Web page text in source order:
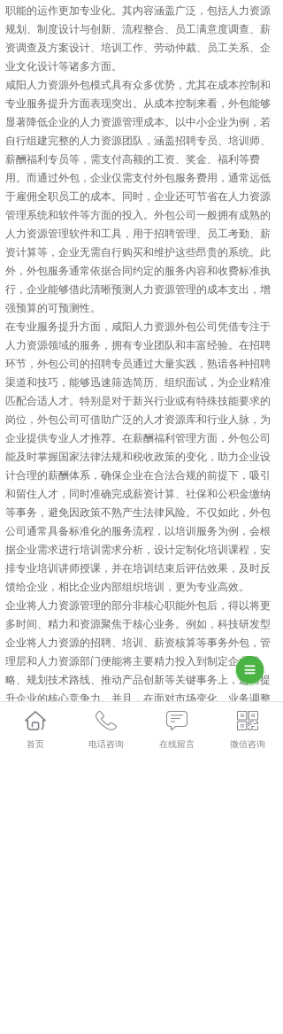
职能的运作更加专业化。其内容涵盖广泛，包括人力资源
规划、制度设计与创新、流程整合、员工满意度调查、薪
资调查及方案设计、培训工作、劳动仲裁、员工关系、企
业文化设计等诸多方面。
咸阳人力资源外包模式具有众多优势，尤其在成本控制和
专业服务提升方面表现突出。从成本控制来看，外包能够
显著降低企业的人力资源管理成本。以中小企业为例，若
自行组建完整的人力资源团队，涵盖招聘专员、培训师、
薪酬福利专员等，需支付高额的工资、奖金、福利等费
用。而通过外包，企业仅需支付外包服务费用，通常远低
于雇佣全职员工的成本。同时，企业还可节省在人力资源
管理系统和软件等方面的投入。外包公司一般拥有成熟的
人力资源管理软件和工具，用于招聘管理、员工考勤、薪
资计算等，企业无需自行购买和维护这些昂贵的系统。此
外，外包服务通常依据合同约定的服务内容和收费标准执
行，企业能够借此清晰预测人力资源管理的成本支出，增
强预算的可预测性。
在专业服务提升方面，咸阳人力资源外包公司凭借专注于
人力资源领域的服务，拥有专业团队和丰富经验。在招聘
环节，外包公司的招聘专员通过大量实践，熟谙各种招聘
渠道和技巧，能够迅速筛选简历、组织面试，为企业精准
匹配合适人才。特别是对于新兴行业或有特殊技能要求的
岗位，外包公司可借助广泛的人才资源库和行业人脉，为
企业提供专业人才推荐。在薪酬福利管理方面，外包公司
能及时掌握国家法律法规和税收政策的变化，助力企业设
计合理的薪酬体系，确保企业在合法合规的前提下，吸引
和留住人才，同时准确完成薪资计算、社保和公积金缴纳
等事务，避免因政策不熟产生法律风险。不仅如此，外包
公司通常具备标准化的服务流程，以培训服务为例，会根
据企业需求进行培训需求分析，设计定制化培训课程，安
排专业培训讲师授课，并在培训结束后评估效果，及时反
馈给企业，相比企业内部组织培训，更为专业高效。
企业将人力资源管理的部分非核心职能外包后，得以将更
多时间、精力和资源聚焦于核心业务。例如，科技研发型
企业将人力资源的招聘、培训、薪资核算等事务外包，管
理层和人力资源部门便能将主要精力投入到制定企业战
略、规划技术路线、推动产品创新等关键事务上，进而提
升企业的核心竞争力。并且，在面对市场变化、业务调整
或企业规模扩张收缩时，人力资源外包赋予企业更强的灵
首页 电话咨询 在线留言 微信咨询